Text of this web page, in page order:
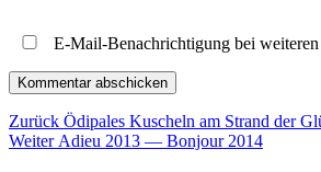
E-Mail-Benachrichtigung bei
Beitragsnavigation
Zurück Vorheriger
Beitrag:
Ödipales Kuscheln am Strand der
Weiter Nächster
Adieu 2013 — Bonjour 2014